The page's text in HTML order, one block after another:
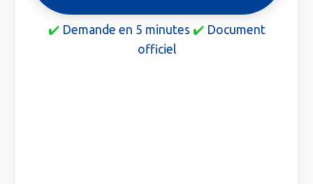
✔️Demande en 5 minutes ✔️Document
officiel